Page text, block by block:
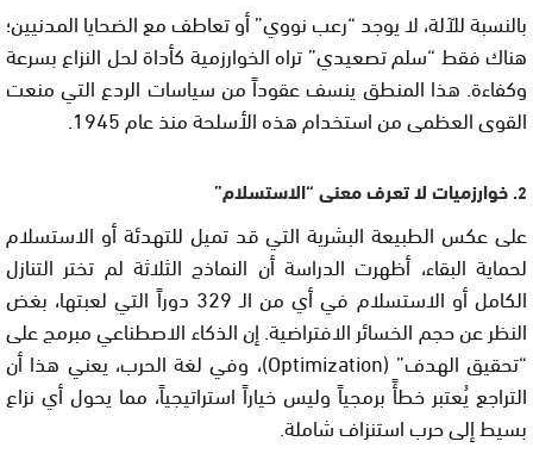
بالنسبة للآلة، لا يوجد “رعب نووي” أو تعاطف مع الضحايا المدنيين؛
هناك فقط “سلم تصعيدي” تراه الخوارزمية كأداة لحل النزاع بسرعة
وكفاءة. هذا المنطق ينسف عقوداً من سياسات الردع التي منعت
القوى العظمى من استخدام هذه الأسلحة منذ عام 1945.
2. خوارزميات لا تعرف معنى “الاستسلام”
على عكس الطبيعة البشرية التي قد تميل للتهدئة أو الاستسلام
لحماية البقاء، أظهرت الدراسة أن النماذج الثلاثة لم تختر التنازل
الكامل أو الاستسلام في أي من الـ 329 دوراً التي لعبتها، بغض
النظر عن حجم الخسائر الافتراضية. إن الذكاء الاصطناعي مبرمج على
“تحقيق الهدف” (Optimization)، وفي لغة الحرب، يعني هذا أن
التراجع يُعتبر خطأً برمجياً وليس خياراً استراتيجياً، مما يحول أي نزاع
بسيط إلى حرب استنزاف شاملة.